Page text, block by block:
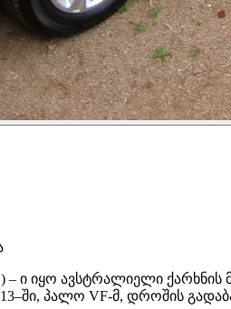
(VE) – ი იყო ავსტრალიელი
პალო VF-მ, დროშის